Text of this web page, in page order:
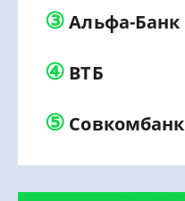
③Альфа-Банк
④ ВТБ
⑤ Совкомбанк